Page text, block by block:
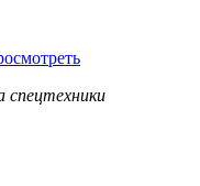
спецтехники